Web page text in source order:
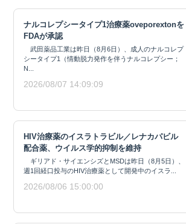
ナルコレプシータイプ1治療薬oveporextonを
FDAが承認
武田薬品工業は昨日（8月6日）、成人のナルコレプ
シータイプ1（情動脱力発作を伴うナルコレプシー；
N...
2026/08/07 14:09:09
HIV治療薬のイスラトラビル／レナカパビル
配合薬、ウイルス学的抑制を維持
ギリアド・サイエンシズとMSDは昨日（8月5日）、
週1回経口投与のHIV治療薬として開発中のイスラ...
2026/08/06 15:00:00